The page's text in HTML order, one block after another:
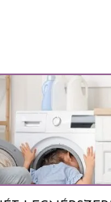
HA BŐRRE
Több percig
ha
esetén:
kérni. A
előírásoknak